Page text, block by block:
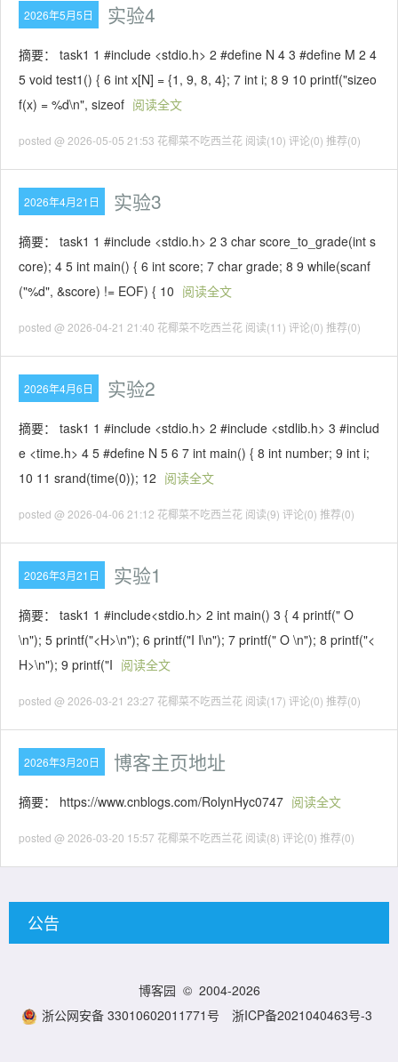
2026年5月5日 实验4
摘要： task1 1 #include <stdio.h> 2 #define N 4 3 #define M 2 4
5 void test1() { 6 int x[N] = {1, 9, 8, 4}; 7 int i; 8 9 10 printf("sizeo
f(x) = %d\n", sizeof 阅读全文
posted @ 2026-05-05 21:53 花椰菜不吃西兰花 阅读(10) 评论(0) 推荐(0)
2026年4月21日 实验3
摘要： task1 1 #include <stdio.h> 2 3 char score_to_grade(int s
core); 4 5 int main() { 6 int score; 7 char grade; 8 9 while(scanf
("%d", &score) != EOF) { 10 阅读全文
posted @ 2026-04-21 21:40 花椰菜不吃西兰花 阅读(11) 评论(0) 推荐(0)
2026年4月6日 实验2
摘要： task1 1 #include <stdio.h> 2 #include <stdlib.h> 3 #includ
e <time.h> 4 5 #define N 5 6 7 int main() { 8 int number; 9 int i;
10 11 srand(time(0)); 12 阅读全文
posted @ 2026-04-06 21:12 花椰菜不吃西兰花 阅读(9) 评论(0) 推荐(0)
2026年3月21日 实验1
摘要： task1 1 #include<stdio.h> 2 int main() 3 { 4 printf(" O
\n"); 5 printf("<H>\n"); 6 printf("I I\n"); 7 printf(" O \n"); 8 printf("<
H>\n"); 9 printf("I 阅读全文
posted @ 2026-03-21 23:27 花椰菜不吃西兰花 阅读(17) 评论(0) 推荐(0)
2026年3月20日 博客主页地址
摘要： https://www.cnblogs.com/RolynHyc0747 阅读全文
posted @ 2026-03-20 15:57 花椰菜不吃西兰花 阅读(8) 评论(0) 推荐(0)
公告
博客园 © 2004-2026
浙公网安备 33010602011771号
浙ICP备2021040463号-3